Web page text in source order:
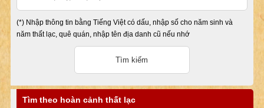
(*) Nhập thông tin bằng Tiếng Việt có dấu, nhập số cho năm sinh và
năm thất lạc, quê quán, nhập tên địa danh cũ nếu nhớ
Tìm theo hoàn cảnh thất lạc